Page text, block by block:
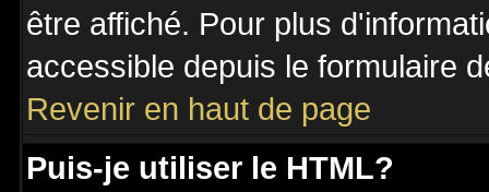
être affiché. Pour plus
accessible depuis le formulaire
Revenir en haut de page
Puis-je utiliser le HTML?